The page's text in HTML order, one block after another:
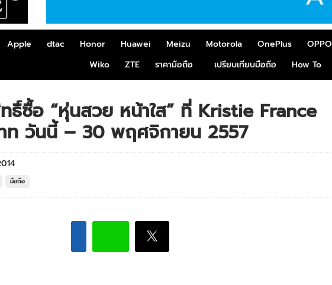
Apple dtac Honor Huawei Meizu Motorola OnePlus OPPO
Wiko
ZTE ราคามือถือ เปรียบเทียบมือถือ How To
ธิ์ซื้อ “หุ่นสวย หน้าใส” ที่ Kristie France
ท วันนี้ – 30 พฤศจิกายน 2557
มือถือ